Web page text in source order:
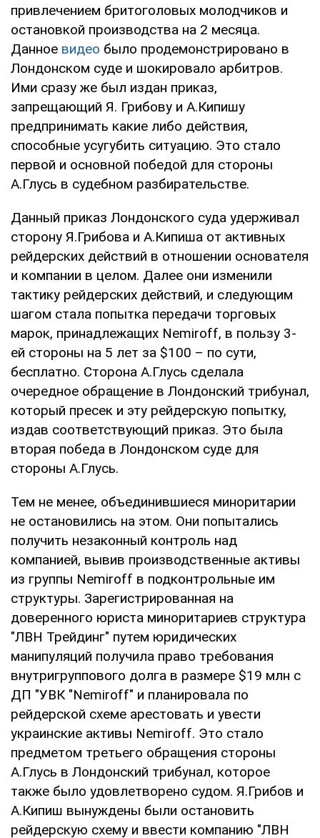
привлечением бритоголовых молодчиков и
остановкой производства на 2 месяца.
Данное видео было продемонстрировано в
Лондонcком суде и шокировало арбитров.
Ими сразу же был издан приказ,
запрещающий Я. Грибову и А.Кипишу
предпринимать какие либо действия,
способные усугубить ситуацию. Это стало
первой и основной победой для стороны
А.Глусь в судебном разбирательстве.
Данный приказ Лондонского суда удерживал
сторону Я.Грибова и А.Кипиша от активных
рейдерских действий в отношении основателя
и компании в целом. Далее они изменили
тактику рейдерских действий, и следующим
шагом стала попытка передачи торговых
марок, принадлежащих Nemiroff, в пользу 3-
ей стороны на 5 лет за $100 – по сути,
бесплатно. Сторона А.Глусь сделала
очередное обращение в Лондонский трибунал,
который пресек и эту рейдерскую попытку,
издав соответствующий приказ. Это была
вторая победа в Лондонском суде для
стороны А.Глусь.
Тем не менее, объединившиеся миноритарии
не остановились на этом. Они попытались
получить незаконный контроль над
компанией, вывив производственные активы
из группы Nemiroff в подконтрольные им
структуры. Зарегистрированная на
доверенного юриста миноритариев структура
"ЛВН Трейдинг" путем юридических
манипуляций получила право требования
внутригруппового долга в размере $19 млн с
ДП "УВК "Nemiroff" и планировала по
рейдерской схеме арестовать и увести
украинские активы Nemiroff. Это стало
предметом третьего обращения стороны
А.Глусь в Лондонский трибунал, которое
также было удовлетворено судом. Я.Грибов и
А.Кипиш вынуждены были остановить
рейдерскую схему и ввести компанию "ЛВН